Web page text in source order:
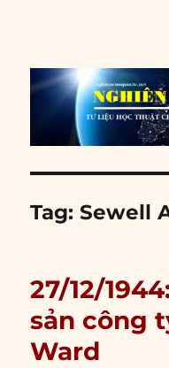
Tag:Sewell
27/12/
sản công
Ward